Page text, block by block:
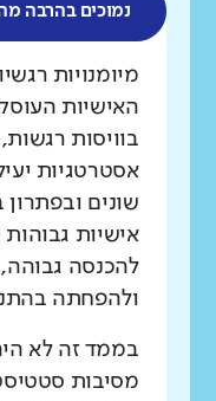
נמוכים בהרבה
מה בדקנו?
מיומנויות
האישיות
בוויסות
אסטרטגיות
שונים ובפתרון
אישיות
להכנסה גבוהה,
ולהפחתה
בממד זה לא
מסיבות